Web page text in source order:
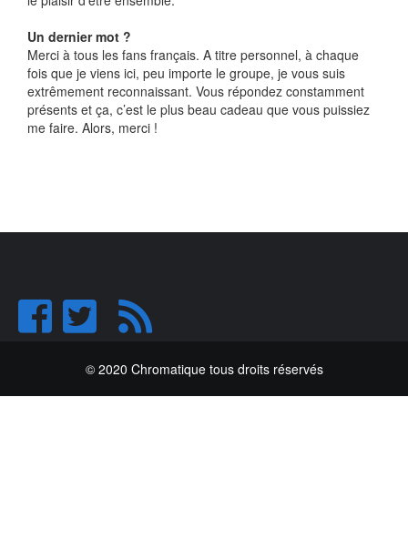
Un dernier mot ?
Merci à tous les fans français. A titre personnel, à chaque
fois que je viens ici, peu importe le groupe, je vous suis
extrêmement reconnaissant. Vous répondez constamment
présents et ça, c’est le plus beau cadeau que vous puissiez
me faire. Alors, merci !
© 2020 Chromatique tous droits réservés